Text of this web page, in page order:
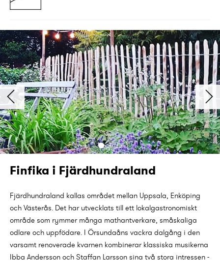
Finfika i Fjärdhundraland
Fjärdhundraland kallas området mellan Uppsala, Enköping
och Västerås. Det har utvecklats till ett lokalgastronomiskt
område som rymmer många mathantverkare, småskaliga
odlare och uppfödare. I Örsundaåns vackra dalgång i den
varsamt renoverade kvarnen kombinerar klassiska musikerna
Ibba Andersson och Staffan Larsson sina två stora intressen -